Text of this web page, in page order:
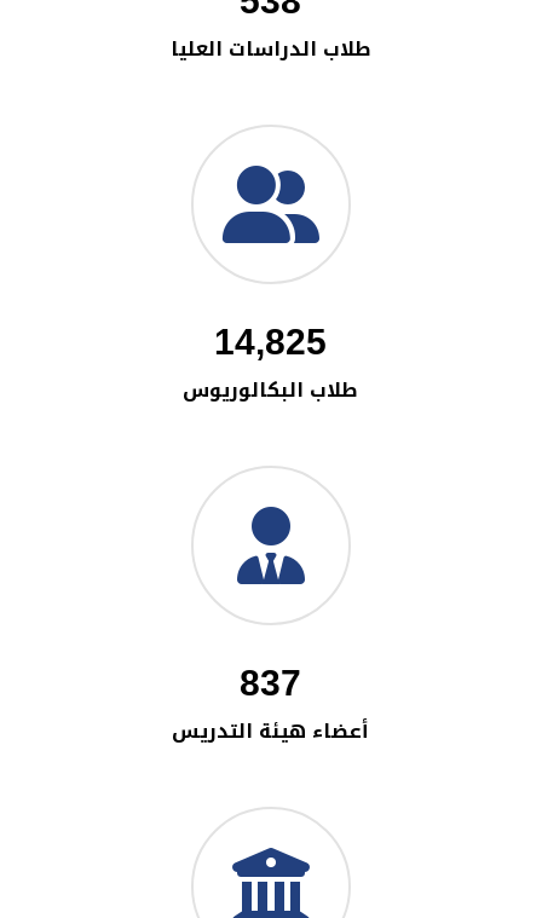
طلاب الدراسات العليا
14,825
طلاب البكالوريوس
837
أعضاء هيئة التدريس